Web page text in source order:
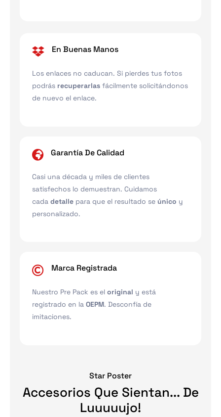
En Buenas Manos
Los enlaces no caducan. Si pierdes tus fotos
podrás recuperarlas fácilmente solicitándonos
de nuevo el enlace.
Garantía De Calidad
Casi una década y miles de clientes
satisfechos lo demuestran. Cuidamos
cada detalle para que el resultado se único y
personalizado.
Marca Registrada
Nuestro Pre Pack es el original y está
registrado en la OEPM. Desconfía de
imitaciones.
Star Poster
Accesorios Que Sientan... De
Luuuuujo!